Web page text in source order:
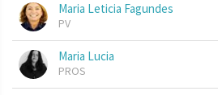
Maria Leticia Fagundes
PV
Maria Lucia
PROS